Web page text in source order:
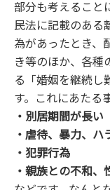
部分も考えること
民法に記載のある
為があったとき、
き等のほか、各種
る「婚姻を継続し
す。これにあたる
・別居期間が長い
・虐待、暴力、ハ
・犯罪行為
・親族との不和、